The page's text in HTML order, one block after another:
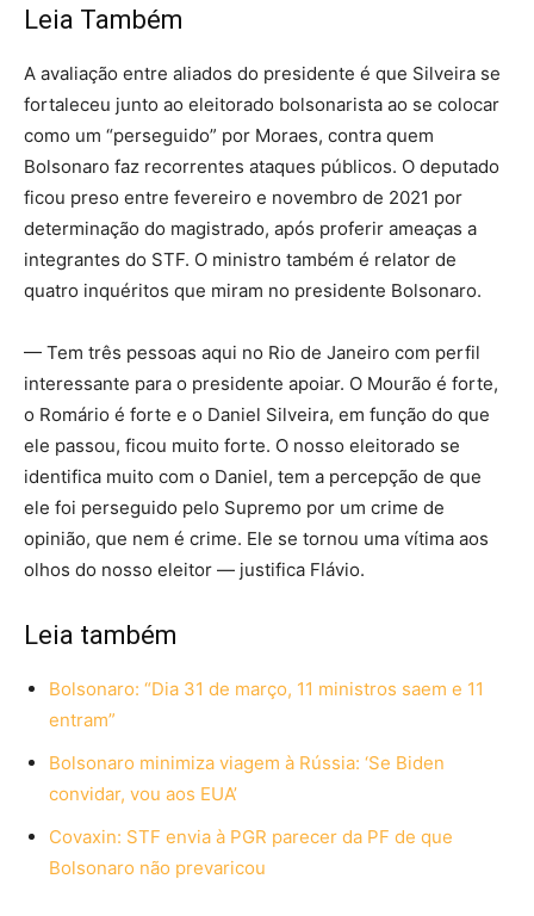
Leia Também
A avaliação entre aliados do presidente é que Silveira se
fortaleceu junto ao eleitorado bolsonarista ao se colocar
como um “perseguido” por Moraes, contra quem
Bolsonaro faz recorrentes ataques públicos. O deputado
ficou preso entre fevereiro e novembro de 2021 por
determinação do magistrado, após proferir ameaças a
integrantes do STF. O ministro também é relator de
quatro inquéritos que miram no presidente Bolsonaro.
— Tem três pessoas aqui no Rio de Janeiro com perfil
interessante para o presidente apoiar. O Mourão é forte,
o Romário é forte e o Daniel Silveira, em função do que
ele passou, ficou muito forte. O nosso eleitorado se
identifica muito com o Daniel, tem a percepção de que
ele foi perseguido pelo Supremo por um crime de
opinião, que nem é crime. Ele se tornou uma vítima aos
olhos do nosso eleitor — justifica Flávio.
Leia também
Bolsonaro: “Dia 31 de março, 11 ministros saem e 11
entram”
Bolsonaro minimiza viagem à Rússia: ‘Se Biden
convidar, vou aos EUA’
Covaxin: STF envia à PGR parecer da PF de que
Bolsonaro não prevaricou